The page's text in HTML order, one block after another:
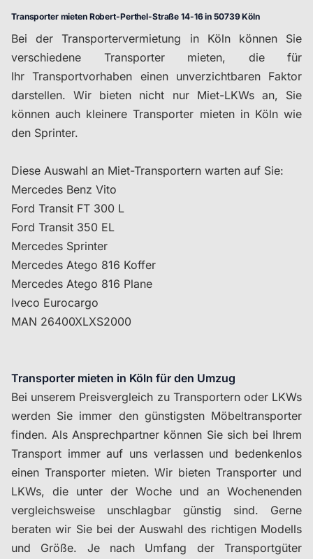
Transporter mieten Robert-Perthel-Straße 14-16 in 50739 Köln
Bei der Transportervermietung in Köln können Sie
verschiedene Transporter mieten, die für
Ihr Transportvorhaben einen unverzichtbaren Faktor
darstellen. Wir bieten nicht nur Miet-LKWs an, Sie
können auch kleinere Transporter mieten in Köln wie
den Sprinter.
Diese Auswahl an Miet-Transportern warten auf Sie:
Mercedes Benz Vito
Ford Transit FT 300 L
Ford Transit 350 EL
Mercedes Sprinter
Mercedes Atego 816 Koffer
Mercedes Atego 816 Plane
Iveco Eurocargo
MAN 26400XLXS2000
Transporter mieten in Köln für den Umzug
Bei unserem Preisvergleich zu Transportern oder LKWs
werden Sie immer den günstigsten Möbeltransporter
finden. Als Ansprechpartner können Sie sich bei Ihrem
Transport immer auf uns verlassen und bedenkenlos
einen Transporter mieten. Wir bieten Transporter und
LKWs, die unter der Woche und an Wochenenden
vergleichsweise unschlagbar günstig sind. Gerne
beraten wir Sie bei der Auswahl des richtigen Modells
und Größe. Je nach Umfang der Transportgüter